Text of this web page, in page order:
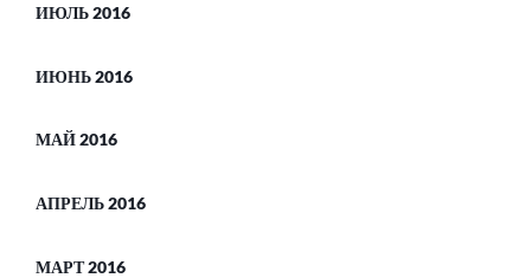
ИЮЛЬ 2016
ИЮНЬ 2016
МАЙ 2016
АПРЕЛЬ 2016
МАРТ 2016